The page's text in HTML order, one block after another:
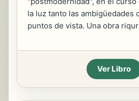
la luz tanto las ambigüedades
puntos de vista. Una obra
Ver Libro